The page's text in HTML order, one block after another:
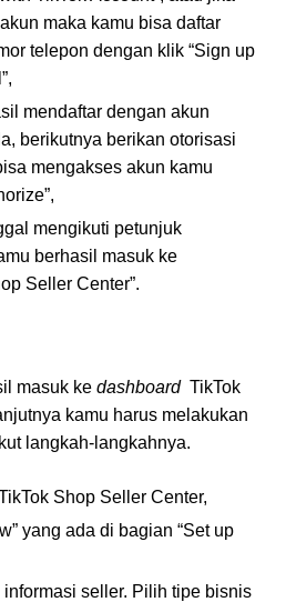
maka kamu bisa daftar
telepon dengan klik “Sign up
mendaftar dengan akun
berikutnya berikan otorisasi
mengakses akun kamu
mengikuti petunjuk
berhasil masuk ke
Seller Center”.
masuk ke dashboard TikTok
kamu harus melakukan
langkah-langkahnya.
Shop Seller Center,
yang ada di bagian “Set up
seller. Pilih tipe bisnis